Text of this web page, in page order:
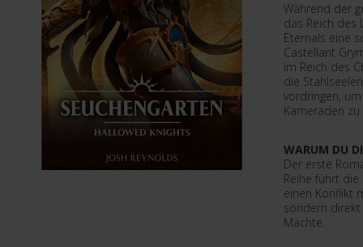
Während der
das Reich des
Eternals eine
Castellant
im Reich des
die
vordringen,
Kameraden
WARUM DU
Der erste
Reihe führt
einen Konflikt
sondern
Mächte.